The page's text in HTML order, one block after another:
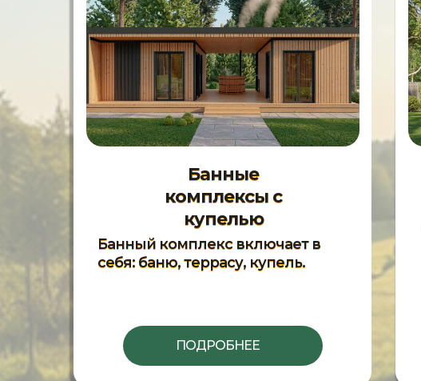
Банные
комплексы с
купелью
Банный комплекс включает в
себя: баню, террасу, купель.
ПОДРОБНЕЕ